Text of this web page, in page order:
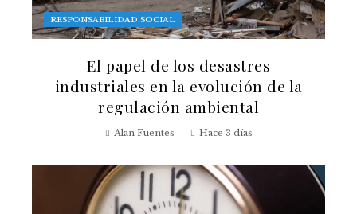
RESPONSABILIDAD SOCIAL
El papel de los desastres
industriales en la evolución de la
regulación ambiental
Alan Fuentes Hace 3 días